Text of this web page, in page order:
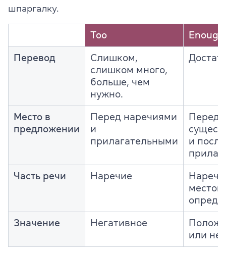
шпаргалку.
Too Enough
Перевод
Слишком,
слишком много,
больше, чем
нужно.
Место в
предложении
Перед наречиями
и
прилагательными
Перед
и
Часть речи Наречие
Значение Негативное
или